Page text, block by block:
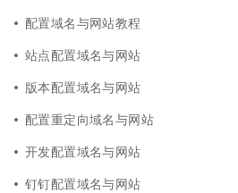
配置域名与网站教程
站点配置域名与网站
版本配置域名与网站
配置重定向域名与网站
开发配置域名与网站
钉钉配置域名与网站